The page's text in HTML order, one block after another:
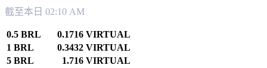
截至本日 02:10 AM
0.5 BRL
0.1716 VIRTUAL
1 BRL
0.3432 VIRTUAL
5 BRL
1.716 VIRTUAL